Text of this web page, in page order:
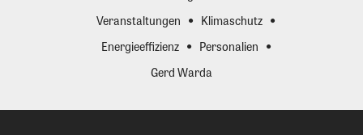
Veranstaltungen
Klimaschutz
Energieeffizienz
Personalien
Gerd Warda